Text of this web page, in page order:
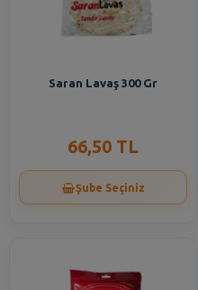
Saran Lavaş 300 Gr
66,50 TL
Şube Seçiniz